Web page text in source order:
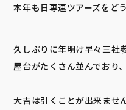
本年も日専連ツアーズをど
久しぶりに年明け早々三社
屋台がたくさん並んでおり
大吉は引くことが出来ませ